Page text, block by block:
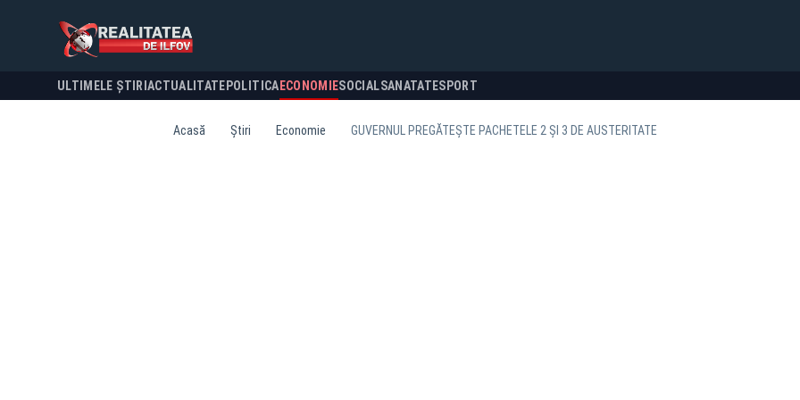
ULTIMELE ȘTIRI ACTUALITATE POLITICA ECONOMIESOCIALSANATATESPORT
Acasă Știri Economie GUVERNUL PREGĂTEȘTE PACHETELE 2 ȘI 3 DE AUSTERITATE